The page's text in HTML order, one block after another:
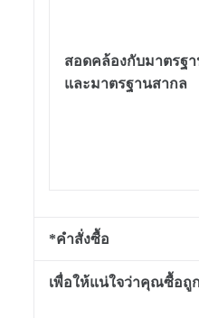
สอดคล้องกับมาตรฐ
และมาตรฐานสากล
*คำสั่งซื้อ
เพื่อให้แน่ใจว่าคุณซื้อถู